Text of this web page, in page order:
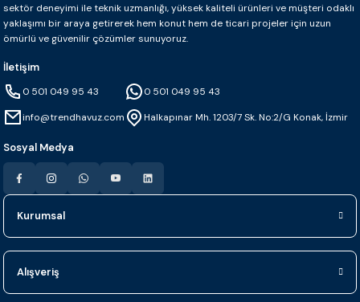
sektör deneyimi ile teknik uzmanlığı, yüksek kaliteli ürünleri ve müşteri odaklı
yaklaşımı bir araya getirerek hem konut hem de ticari projeler için uzun
ömürlü ve güvenilir çözümler sunuyoruz.
İletişim
0 501 049 95 43
info@trendhavuz.com
0 501 049 95 43
Halkapınar Mh. 1203/7 Sk. No:2/G Konak, İzmir
Sosyal Medya
Kurumsal
Alışveriş